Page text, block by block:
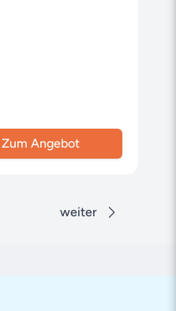
Zum Angebot
weiter